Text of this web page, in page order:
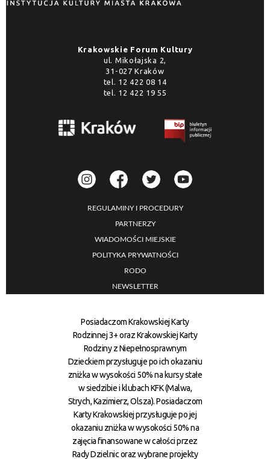
Krakowskie Forum Kultury
ul. Mikołajska 2,
31-027 Kraków
tel. 12 422 08 14
tel. 12 422 19 55
REGULAMINY I PROCEDURY
PARTNERZY
WIADOMOŚCI MIEJSKIE
POLITYKA PRYWATNOŚCI
RODO
NEWSLETTER
Posiadaczom Krakowskiej Karty
Rodzinnej 3+ oraz Krakowskiej Karty
Rodziny z Niepełnosprawnym
Dzieckiem przysługuje po ich okazaniu
zniżka w wysokości 50% na kursy stałe
w siedzibie i klubach KFK (Malwa,
Strych, Kazimierz, Olsza). Posiadaczom
Karty Krakowskiej przysługuje po jej
okazaniu zniżka w wysokości 50% na
zajęcia finansowane w całości przez
Rady Dzielnic oraz wybrane projekty